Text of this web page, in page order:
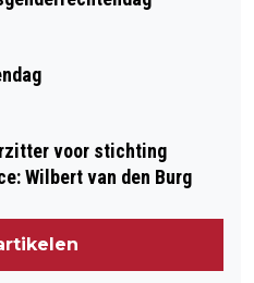
voor stichting
Wilbert van den Burg